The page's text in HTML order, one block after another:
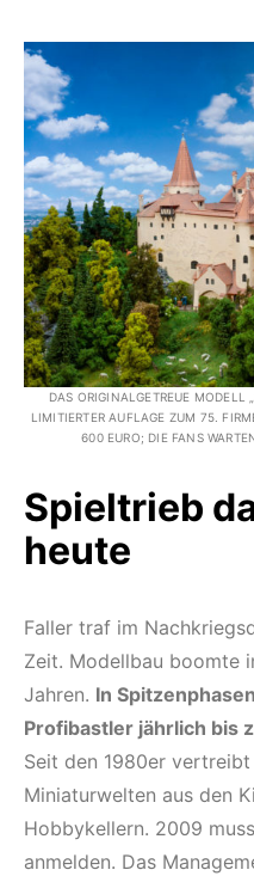
DAS ORIGINALGETREUE MODELL
LIMITIERTER AUFLAGE ZUM 75.
600 EURO; DIE FANS
Spieltrieb
heute
Faller traf im
Zeit. Modellbau boomte
Jahren. In
Profibastler jährlich bis
Seit den 1980er
Miniaturwelten aus den
Hobbykellern. 2009
anmelden. Das